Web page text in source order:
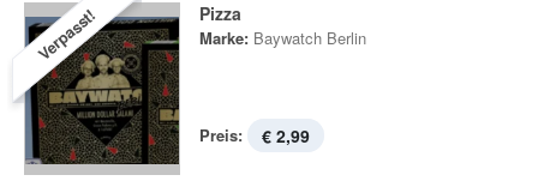
Verpasst! Pizza
Marke: Baywatch Berlin
Preis: € 2,99